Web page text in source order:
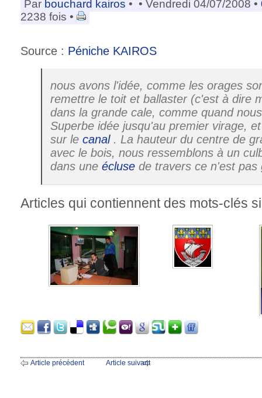
Par bouchard kairos • • Vendredi 04/07/2008 •
2238 fois •
Source : Péniche KAIROS
nous avons l'idée, comme les orages
remettre le toit et ballaster (c'est à dire
dans la grande cale, comme quand
Superbe idée jusqu'au premier virage,
sur le canal. La hauteur du centre de
avec le bois, nous ressemblons à un
dans une écluse de travers ce n'est pas
Articles qui contiennent des mots-clés
Article précédent Article suivant